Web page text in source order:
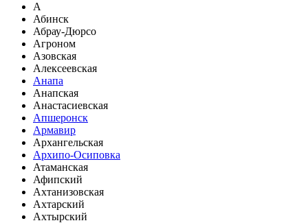
А
Абинск
Абрау-Дюрсо
Агроном
Азовская
Алексеевская
Анапа
Анапская
Анастасиевская
Апшеронск
Армавир
Архангельская
Архипо-Осиповка
Атаманская
Афипский
Ахтанизовская
Ахтарский
Ахтырский